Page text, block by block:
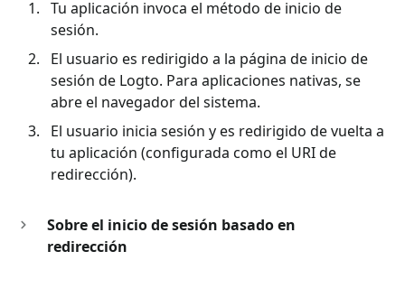
Tu aplicación invoca el método de inicio de
sesión.
El usuario es redirigido a la página de inicio de
sesión de Logto. Para aplicaciones nativas, se
abre el navegador del sistema.
El usuario inicia sesión y es redirigido de vuelta a
tu aplicación (configurada como el URI de
redirección).
Sobre el inicio de sesión basado en
redirección